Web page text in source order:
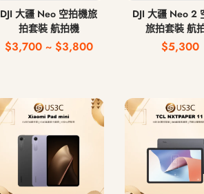
DJI 大疆 Neo 空拍機旅
拍套裝 航拍機
$3,700 ~ $3,800
DJI 大疆 Neo 2
旅拍套裝 航
$5,300